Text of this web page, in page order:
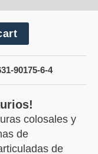
90175-6-4
colosales y
de
de